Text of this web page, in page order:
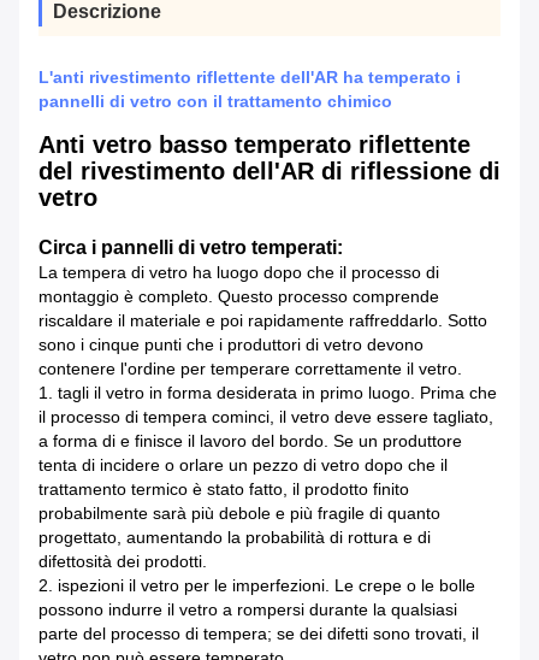
Descrizione
L'anti rivestimento riflettente dell'AR ha temperato i
pannelli di vetro con il trattamento chimico
Anti vetro basso temperato riflettente
del rivestimento dell'AR di riflessione di
vetro
Circa i pannelli di vetro temperati:
La tempera di vetro ha luogo dopo che il processo di
montaggio è completo. Questo processo comprende
riscaldare il materiale e poi rapidamente raffreddarlo. Sotto
sono i cinque punti che i produttori di vetro devono
contenere l'ordine per temperare correttamente il vetro.
1. tagli il vetro in forma desiderata in primo luogo. Prima che
il processo di tempera cominci, il vetro deve essere tagliato,
a forma di e finisce il lavoro del bordo. Se un produttore
tenta di incidere o orlare un pezzo di vetro dopo che il
trattamento termico è stato fatto, il prodotto finito
probabilmente sarà più debole e più fragile di quanto
progettato, aumentando la probabilità di rottura e di
difettosità dei prodotti.
2. ispezioni il vetro per le imperfezioni. Le crepe o le bolle
possono indurre il vetro a rompersi durante la qualsiasi
parte del processo di tempera; se dei difetti sono trovati, il